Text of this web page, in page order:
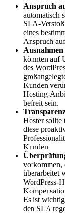
Anspruch
automatisch
SLA-
eines
Anspruch
könnten auf
des
Kunden
Hosting-
befreit sein.
Hoster sollte
diese
Kunden.
vorkommen,
überarbeitet
WordPress-
Es ist
den SLA